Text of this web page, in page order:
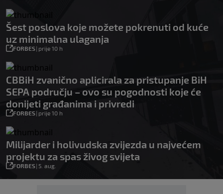
Šest poslova koje možete pokrenuti od kuće
uz minimalna ulaganja
FORBES| prije 10 h
CBBiH zvanično aplicirala za pristupanje BiH
SEPA području – ovo su pogodnosti koje će
donijeti građanima i privredi
FORBES| prije 10 h
Milijarder i holivudska zvijezda u najvećem
projektu za spas živog svijeta
FORBES| 5. aug.